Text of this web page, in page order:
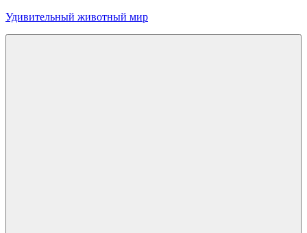
Перейти
Удивительный животный мир